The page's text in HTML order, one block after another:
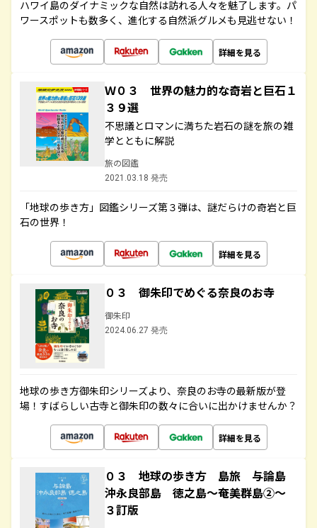
ハワイ島のダイナミックな自然は訪れる人々を魅了します。パ
ワースポットも数多く、進化する自然派グルメも見逃せない！
詳細を見る
Ｗ０３ 世界の魅力的な奇岩と巨石１
３９選
不思議とロマンに満ちた岩石の謎を旅の雑
学とともに解説
旅の図鑑
2021.03.18 発売
「地球の歩き方」図鑑シリーズ第３弾は、謎だらけの奇岩と巨
石の世界！
詳細を見る
０３ 御朱印でめぐる奈良のお寺
御朱印
2024.06.27 発売
地球の歩き方御朱印シリーズより、奈良のお寺の最新版が登
場！すばらしい古寺と御朱印の数々に合いに出かけませんか？
詳細を見る
０３ 地球の歩き方 島旅 与論島
沖永良部島 徳之島～奄美群島②～
３訂版